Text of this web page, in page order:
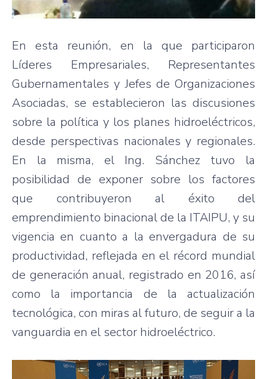
En esta reunión, en la que participaron
Líderes Empresariales, Representantes
Gubernamentales y Jefes de Organizaciones
Asociadas, se establecieron las discusiones
sobre la política y los planes hidroeléctricos,
desde perspectivas nacionales y regionales.
En la misma, el Ing. Sánchez tuvo la
posibilidad de exponer sobre los factores
que contribuyeron al éxito del
emprendimiento binacional de la ITAIPU, y su
vigencia en cuanto a la envergadura de su
productividad, reflejada en el récord mundial
de generación anual, registrado en 2016, así
como la importancia de la actualización
tecnológica, con miras al futuro, de seguir a la
vanguardia en el sector hidroeléctrico.